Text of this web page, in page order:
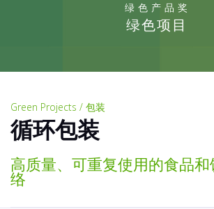
绿色产品奖
绿色项目
Green Projects / 包装
循环包装
高质量、可重复使用的食品
络